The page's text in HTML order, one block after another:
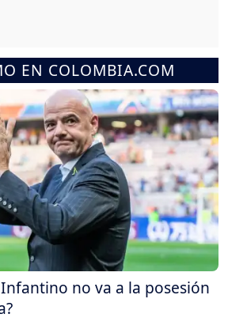
EN COLOMBIA.COM
no va a la posesión